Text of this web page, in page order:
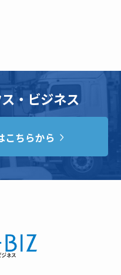
・ビジネス
こちらから